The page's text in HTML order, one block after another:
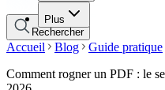
Plus
Rechercher
Accueil Blog
Guide pratique
Comment rogner un PDF : le